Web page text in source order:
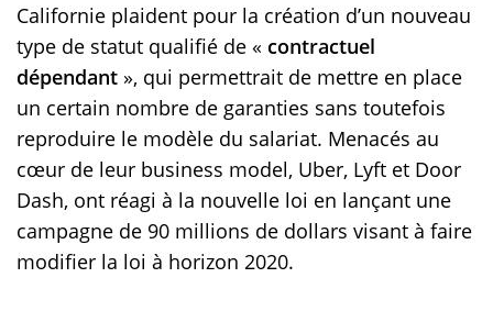
Californie plaident pour la création d’un nouveau
type de statut qualifié de « contractuel
dépendant », qui permettrait de mettre en place
un certain nombre de garanties sans toutefois
reproduire le modèle du salariat. Menacés au
cœur de leur business model, Uber, Lyft et Door
Dash, ont réagi à la nouvelle loi en lançant une
campagne de 90 millions de dollars visant à faire
modifier la loi à horizon 2020.